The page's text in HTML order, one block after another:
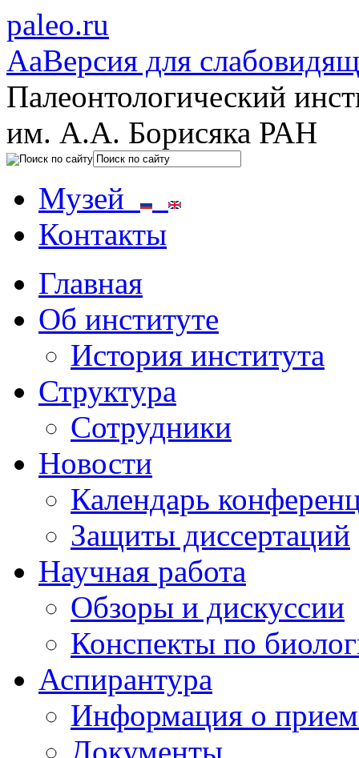
paleo.ru
AaВерсия для
Палеонтологический
им. А.А. Борисяка РАН
Музей
Контакты
Главная
Об институте
История института
Структура
Сотрудники
Новости
Календарь
Защиты диссертаций
Научная работа
Обзоры и дискуссии
Конспекты по
Аспирантура
Информация о